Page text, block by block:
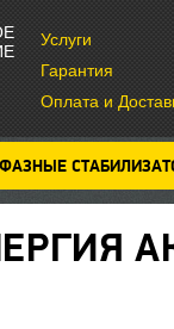
Услуги
Гарантия
Оплата и